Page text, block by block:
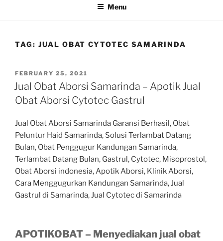
Menu
TAG: JUAL OBAT CYTOTEC SAMARINDA
POSTED
ON
FEBRUARY 25, 2021
Jual Obat Aborsi Samarinda – Apotik Jual
Obat Aborsi Cytotec Gastrul
Jual Obat Aborsi Samarinda Garansi Berhasil, Obat
Peluntur Haid Samarinda, Solusi Terlambat Datang
Bulan, Obat Penggugur Kandungan Samarinda,
Terlambat Datang Bulan, Gastrul, Cytotec, Misoprostol,
Obat Aborsi indonesia, Apotik Aborsi, Klinik Aborsi,
Cara Menggugurkan Kandungan Samarinda, Jual
Gastrul di Samarinda, Jual Cytotec di Samarinda
APOTIKOBAT – Menyediakan jual obat